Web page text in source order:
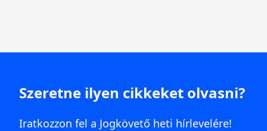
Szeretne ilyen cikkeket olvasni?
Iratkozzon fel a Jogkövető heti hírlevelére!